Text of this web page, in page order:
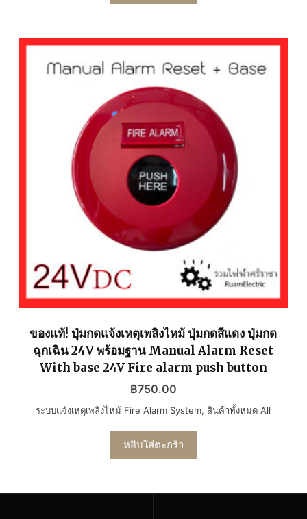
ของแท้! ปุ่มกดแจ้งเหตุเพลิงไหม้ ปุ่มกดสีแดง ปุ่มกด
ฉุกเฉิน 24V พร้อมฐาน Manual Alarm Reset
With base 24V Fire alarm push button
฿750.00
ระบบแจ้งเหตุเพลิงไหม้ Fire Alarm System, สินค้าทั้งหมด All
หยิบใส่ตะกร้า